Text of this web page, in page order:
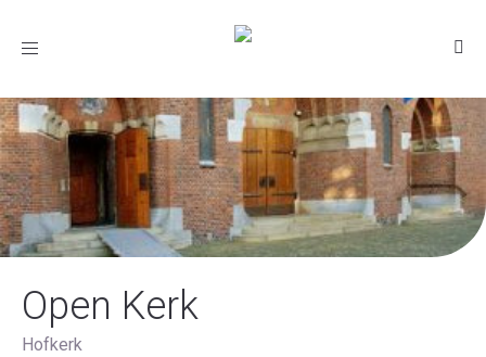
Toggle
Open Kerk
Hofkerk